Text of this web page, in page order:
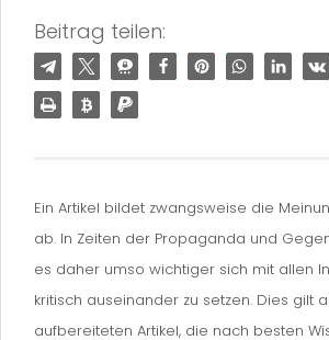
Beitrag teilen:
Ein Artikel bildet zwangsweise die
ab. In Zeiten der Propaganda und
es daher umso wichtiger sich mit allen
kritisch auseinander zu setzen. Dies gilt
aufbereiteten Artikel, die nach besten